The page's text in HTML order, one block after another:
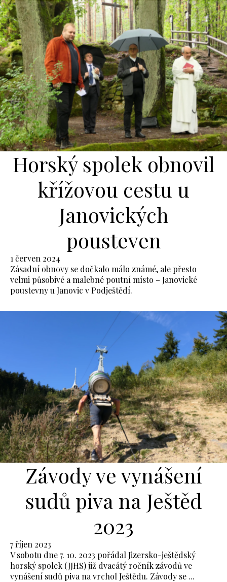
Horský spolek obnovil
křížovou cestu u
Janovických
pousteven
1 červen 2024
Zásadní obnovy se dočkalo málo známé, ale přesto
velmi působivé a malebné poutní místo – Janovické
poustevny u Janovic v Podještědí.
Závody ve vynášení
sudů piva na Ještěd
2023
7 říjen 2023
V sobotu dne 7. 10. 2023 pořádal Jizersko-ještědský
horský spolek (JJHS) již dvacátý ročník závodů ve
vynášení sudů piva na vrchol Ještědu. Závody se ...